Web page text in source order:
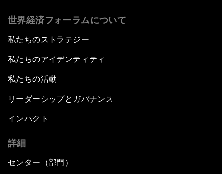
世界経済フォーラムについて
私たちのストラテジー
私たちのアイデンティティ
私たちの活動
リーダーシップとガバナンス
インパクト
詳細
センター（部門）